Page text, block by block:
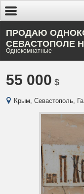
ПРОДАЮ
СЕВАСТОПОЛЕ
Однокомнатные
55 000 $
Крым, Севастополь,